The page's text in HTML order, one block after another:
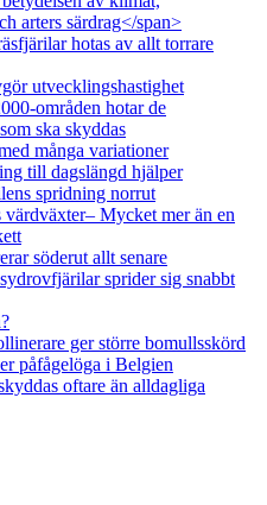
arters särdrag</span>
hotas av allt torrare
utvecklingshastighet
områden hotar de
ska skyddas
många variationer
till dagslängd hjälper
spridning norrut
värdväxter– Mycket mer än en
söderut allt senare
sprider sig snabbt
ger större bomullsskörd
påfågelöga i Belgien
oftare än alldagliga